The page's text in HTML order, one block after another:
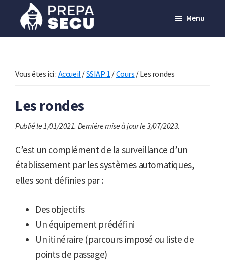
contenuPrepasecu
de
aux
de
la
sécurité
privée
Menu
Vous êtes ici : Accueil /SSIAP 1 /Cours /Les rondes
Les rondes
Publié le 1/01/2021. Dernière mise à jour le 3/07/2023.
C’est un complément de la surveillance d’un
établissement par les systèmes automatiques,
elles sont définies par :
Des objectifs
Un équipement prédéfini
Un itinéraire (parcours imposé ou liste de
points de passage)